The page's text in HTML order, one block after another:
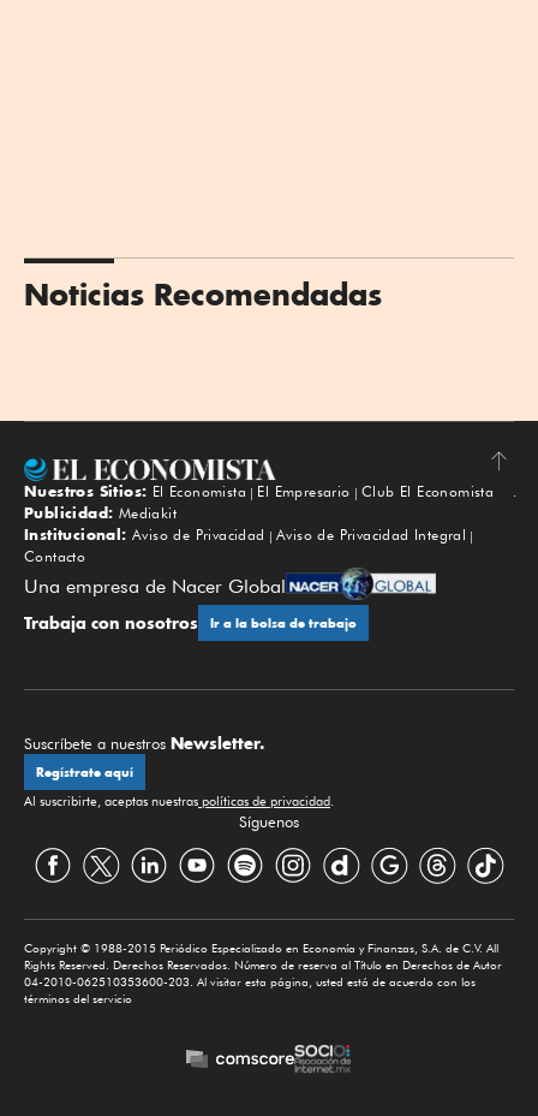
Noticias Recomendadas
Subir
Nuestros Sitios: El Economista El Empresario
Club El Economista
Publicidad: Mediakit
Institucional: Aviso de Privacidad
Aviso de Privacidad Integral
Contacto
Una empresa de Nacer Global
Trabaja con nosotros Ir a la bolsa de trabajo
Suscríbete a nuestros Newsletter.
Regístrate aquí
Al suscribirte, aceptas nuestras políticas de privacidad.
Síguenos
Copyright © 1988-2015 Periódico Especializado en Economía y Finanzas, S.A. de C.V. All
Rights Reserved. Derechos Reservados. Número de reserva al Título en Derechos de Autor
04-2010-062510353600-203. Al visitar esta página, usted está de acuerdo con los
términos del servicio